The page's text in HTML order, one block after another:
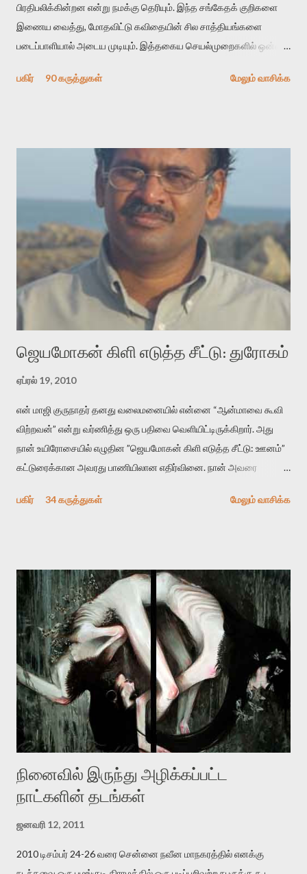
பிரதிபலிக்கின்றன என்று நமக்கு தெரியும். இந்த சங்கேதக் குறிகளை
இணைய வைத்து, மோதவிட்டு கவிதையின் சில சாத்தியங்களை
படைப்பாளியால் அடைய முடியும். இத்தகைய செயல்முறைகளில் ஒன்றை
காலத்தில் ஜாலவித்தைக்காரர்கள் வந்து போன பின் அவர்களின்
அதிகமாக்கும். கொல்லாது. ஒரு கனவை மீட்டெடுப்பதன் நோக்கம்
என்னவாக இருக்கும்? கவிதையின் அரூப இயக்கத்தை பொதுவயமாக
வடிக்க முயல்வதும் அதற்கே. கோயில் கருவறையின்
மென்வெளிச்சத்தில் நுண்பேசியின் படக்கருவியை இயக்கி சாத்தி
வைத்து விட்டு இயக்கத்தை அறிவோம். அறிதல் அபச்சாரமில்லை.
பயணப் படிமம் என்பது காக்னிடிவ் பொயடிக்ஸ் எனும் சமகால
விமர்சனத்தின் ஒரு முக்கிய கருவி. இக்கருவியை மனுஷ்யபுத்திரனின்
“காலை வணக்கங்கள்” எனும் ஒரு கவிதையில் சொருகப் போகிறோம்.
முதலில் கருவியை பழகுவோம். அன்றாட மொழியில் ஒன்று ம...
பகிர் 90 கருத்துகள் மேலும் வாசிக்க
ஜெயமோகன் கிளி எடுத்த சீட்டு: துரோகம்
ஏப்ரல் 19, 2010
என் மாஜி குருநாதர் தனது வலைமனையில் என்னை “ஆன்மாவை கூவி
விற்றவன்” என்று வர்ணித்து ஒரு பதிவை வெளியிட்டிருக்கிறார். அது
நான் உயிரோசையில் எழுதின ”ஜெயமோகன் கிளி எடுத்த சீட்டு: ஊனம்”
கட்டுரைக்கான அவரது பாணியிலான எதிர்வினை. நான் அவரை
பதிவை படித்த நண்பர்கள் பலரும் அவருக்காக இரக்கப்பட்டார்கள்.
தனது இணையதளத்திலே தொடர்ந்து பதிவு செய்கிறார். உயிர்மை
இன்னும் சில வருடங்களுக்கு தனக்கு எதிராக எழுத்தாளர்களை ஏவி
விட்டபடி இருக்கும் என்று ஒரு அச்சத்தை வெளிப்படுத்தியபடி
இருக்கிறார். அவர் கடுமையான பாதுகாப்பின்மை மனநிலையில் உள்ளார்.
உயிர்மை அவரை தாக்க உத்தேசித்தாலும் இல்லை என்றாலும்
ஜெயமோகன் அந்த பிரமையால் தொடர்ந்து அச்சுறுத்தலுக்கு உள்ளாகி
உள்ளார். உங்களை பற்றின இந்த தாக்குதல் கூட இதன் வெளிப்பாடு தான்”.
உண்மையே! ராக்கி படத்தில் குத்துச்சண்டை வீரராக வரும் சில்வெஸ்டர்
ஓரிடத்தில் சொல்வார்: ...
பகிர் 34 கருத்துகள் மேலும் வாசிக்க
நினைவில் இருந்து அழிக்கப்பட்ட
நாட்களின் தடங்கள்
ஜனவரி 12, 2011
2010 டிசம்பர் 24-26 வரை சென்னை நவீன மாநகரத்தில் எனக்கு